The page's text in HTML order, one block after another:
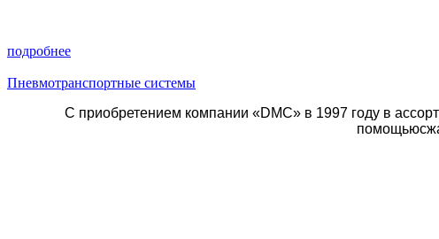
подробнее
Пневмотранспортные системы
С приобретением компании «DMC» в 1997 году в